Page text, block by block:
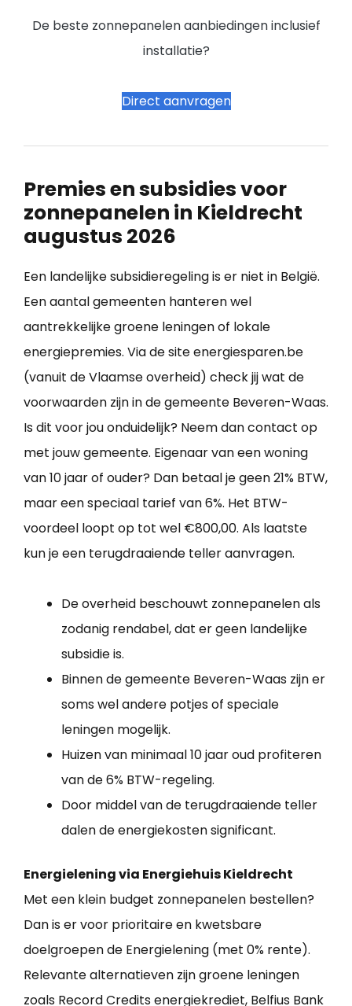
De beste zonnepanelen aanbiedingen inclusief
installatie?
Direct aanvragen
Premies en subsidies voor
zonnepanelen in Kieldrecht
augustus 2026
Een landelijke subsidieregeling is er niet in België.
Een aantal gemeenten hanteren wel
aantrekkelijke groene leningen of lokale
energiepremies. Via de site energiesparen.be
(vanuit de Vlaamse overheid) check jij wat de
voorwaarden zijn in de gemeente Beveren-Waas.
Is dit voor jou onduidelijk? Neem dan contact op
met jouw gemeente. Eigenaar van een woning
van 10 jaar of ouder? Dan betaal je geen 21% BTW,
maar een speciaal tarief van 6%. Het BTW-
voordeel loopt op tot wel €800,00. Als laatste
kun je een terugdraaiende teller aanvragen.
De overheid beschouwt zonnepanelen als
zodanig rendabel, dat er geen landelijke
subsidie is.
Binnen de gemeente Beveren-Waas zijn er
soms wel andere potjes of speciale
leningen mogelijk.
Huizen van minimaal 10 jaar oud profiteren
van de 6% BTW-regeling.
Door middel van de terugdraaiende teller
dalen de energiekosten significant.
Energielening via Energiehuis Kieldrecht
Met een klein budget zonnepanelen bestellen?
Dan is er voor prioritaire en kwetsbare
doelgroepen de Energielening (met 0% rente).
Relevante alternatieven zijn groene leningen
zoals Record Credits energiekrediet, Belfius Bank